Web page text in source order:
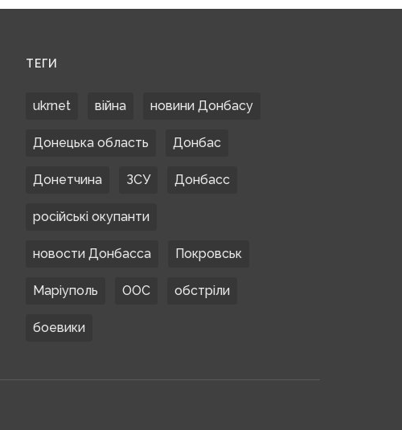
ТЕГИ
ukrnet війна новини Донбасу
Донецька область Донбас
Донетчина ЗСУ Донбасс
російські окупанти
новости Донбасса Покровськ
Маріуполь ООС обстріли
боевики